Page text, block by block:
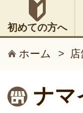
初めての方へ
ホーム >
ナマ